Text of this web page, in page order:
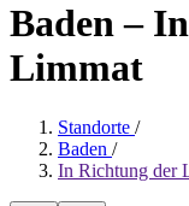
Baden –
Limmat
Standorte /
Baden /
In Richtung der